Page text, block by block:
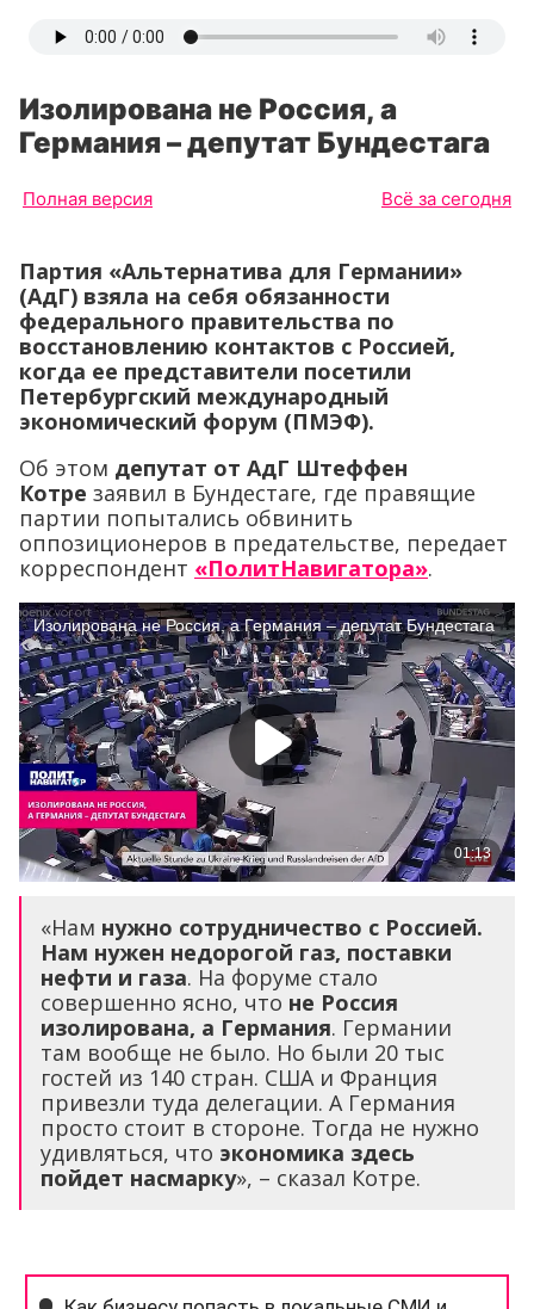
Изолирована не Россия, а
Германия – депутат Бундестага
Полная версия Всё за сегодня
Партия «Альтернатива для Германии»
(АдГ) взяла на себя обязанности
федерального правительства по
восстановлению контактов с Россией,
когда ее представители посетили
Петербургский международный
экономический форум (ПМЭФ).
Об этом депутат от АдГ Штеффен
Котре заявил в Бундестаге, где правящие
партии попытались обвинить
оппозиционеров в предательстве, передает
корреспондент «ПолитНавигатора».
«Нам нужно сотрудничество с Россией.
Нам нужен недорогой газ, поставки
нефти и газа. На форуме стало
совершенно ясно, что не Россия
изолирована, а Германия. Германии
там вообще не было. Но были 20 тыс
гостей из 140 стран. США и Франция
привезли туда делегации. А Германия
просто стоит в стороне. Тогда не нужно
удивляться, что экономика здесь
пойдет насмарку», – сказал Котре.